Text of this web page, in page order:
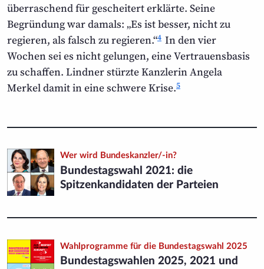
überraschend für gescheitert erklärte. Seine
Begründung war damals: „Es ist besser, nicht zu
regieren, als falsch zu regieren.“4 In den vier
Wochen sei es nicht gelungen, eine Vertrauens­basis
zu schaffen. Lindner stürzte Kanzlerin Angela
Merkel damit in eine schwere Krise.5
Wer wird Bundeskanzler/-in?
Bundestagswahl 2021: die
Spitzenkandidaten der Parteien
Wahlprogramme für die Bundestags­wahl 2025
Bundestags­wahlen 2025, 2021 und